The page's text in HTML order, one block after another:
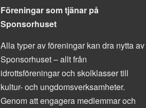
Föreningar som tjänar på
Sponsorhuset
Alla typer av föreningar kan dra nytta av
Sponsorhuset – allt från
idrottsföreningar och skolklasser till
kultur- och ungdomsverksamheter.
Genom att engagera medlemmar och